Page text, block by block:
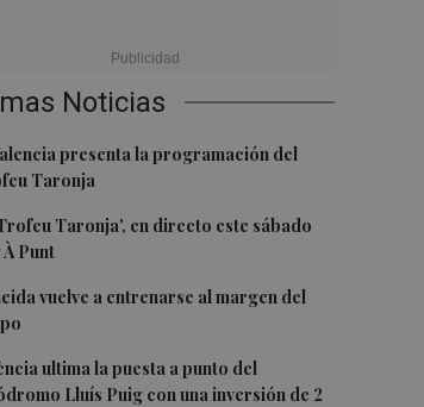
Noticias
presenta la programación del
Taronja
Taronja', en directo este sábado
Punt
vuelve a entrenarse al margen del
ultima la puesta a punto del
Lluís Puig con una inversión de 2